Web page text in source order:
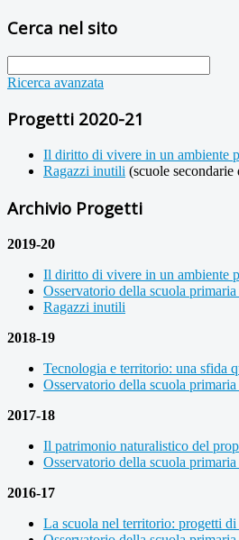
Cerca nel sito
Ricerca avanzata
Progetti 2020-21
Il diritto di vivere in un ambiente
Ragazzi inutili (scuole
Archivio Progetti
2019-20
Il diritto di vivere in un ambiente
Osservatorio della scuola
Ragazzi inutili
2018-19
Tecnologia e territorio: una sfida
Osservatorio della scuola
2017-18
Il patrimonio naturalistico del
Osservatorio della scuola
2016-17
La scuola nel territorio: progetti di